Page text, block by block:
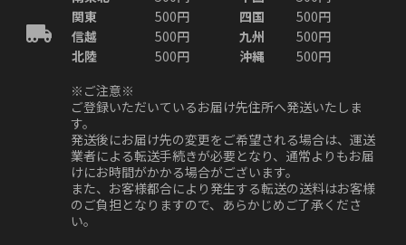
関東
500円 四国
500円
信越
500円 九州
500円
北陸
500円 沖縄
500円
※ご注意※
ご登録いただいているお届け先住所へ発送いたしま
す。
発送後にお届け先の変更をご希望される場合は、運送
業者による転送手続きが必要となり、通常よりもお届
けにお時間がかかる場合がございます。
また、お客様都合により発生する転送の送料はお客様
のご負担となりますので、あらかじめご了承くださ
い。